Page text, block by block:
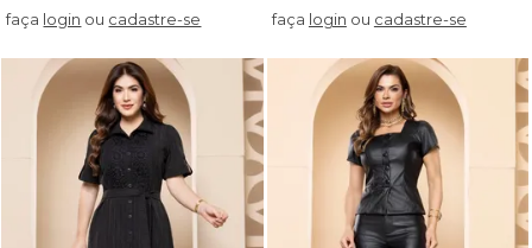
faça login ou cadastre-se faça login ou cadastre-se